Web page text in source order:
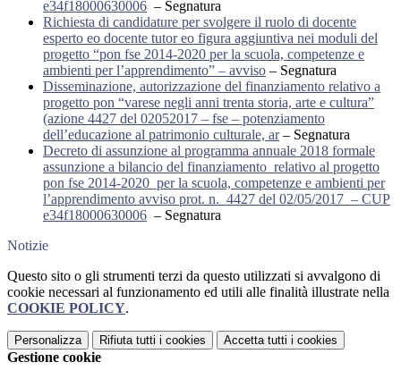
e34f18000630006 – Segnatura
Richiesta di candidature per svolgere il ruolo di docente
esperto eo docente tutor eo figura aggiuntiva nei moduli del
progetto “pon fse 2014-2020 per la scuola, competenze e
ambienti per l’apprendimento” – avviso – Segnatura
Disseminazione, autorizzazione del finanziamento relativo a
progetto pon “varese negli anni trenta storia, arte e cultura”
(azione 4427 del 02052017 – fse – potenziamento
dell’educazione al patrimonio culturale, ar– Segnatura
Decreto di assunzione al programma annuale 2018 formale
assunzione a bilancio del finanziamento relativo al progetto
pon fse 2014-2020 per la scuola, competenze e ambienti per
l’apprendimento avviso prot. n. 4427 del 02/05/2017 – CUP
e34f18000630006 – Segnatura
Notizie
Questo sito o gli strumenti terzi da questo utilizzati si avvalgono di
cookie necessari al funzionamento ed utili alle finalità illustrate nella
COOKIE POLICY.
Personalizza Rifiuta tutti i cookies Accetta tutti i cookies
Gestione cookie